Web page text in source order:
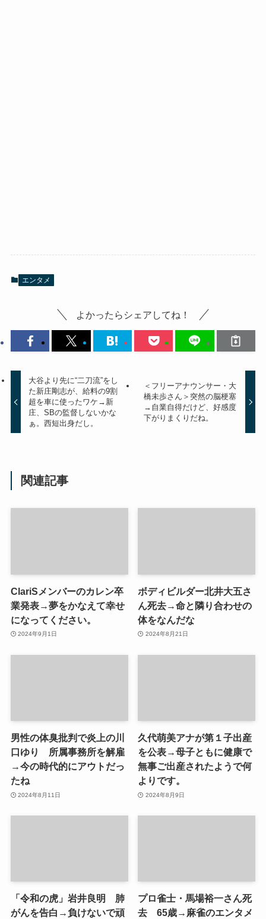
エンタメ
よかったらシェアしてね！
大谷より先に“二刀流”をし
た新庄剛志が、給料の9割
超を車に使ったワケ→新
庄、SBの監督しないかな
ぁ。西短出身だし。
＜フリーアナウンサー・大
橋未歩さん＞突然の脳梗塞
→自業自得だけど、好感度
下がりまくりだね。
関連記事
ClariSメンバーのカレン卒
業発表→夢をかなえて幸せ
になってください。
2024年9月1日
ボディビルダー北井大五さ
ん死去→命と隣り合わせの
体をなんだな
2024年8月21日
男性の体臭批判で炎上の川
口ゆり 所属事務所を解雇
→今の時代的にアウトだっ
たね
2024年8月11日
久代萌美アナが第１子出産
を公表→母子ともに健康で
無事ご出産されたようで何
よりです。
2024年8月9日
「令和の虎」岩井良明 肺
がんを告白→負けないで頑
プロ雀士・馬場裕一さん死
去 65歳→麻雀のエンタメ